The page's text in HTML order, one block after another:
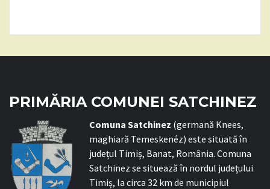
PRIMĂRIA COMUNEI SATCHINEZ
Comuna Satchinez (germană Knees,
maghiară Temeskenéz) este situată în
județul Timiș, Banat, România. Comuna
Satchinez se situează în nordul județului
Timiș, la circa 32 km de municipiul